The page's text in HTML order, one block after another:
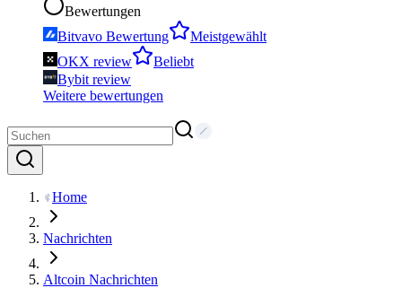
Bewertungen
Bitvavo Bewertung
Meistgewählt
OKX review
Beliebt
Bybit review
Weitere bewertungen
Home
Nachrichten
Altcoin Nachrichten